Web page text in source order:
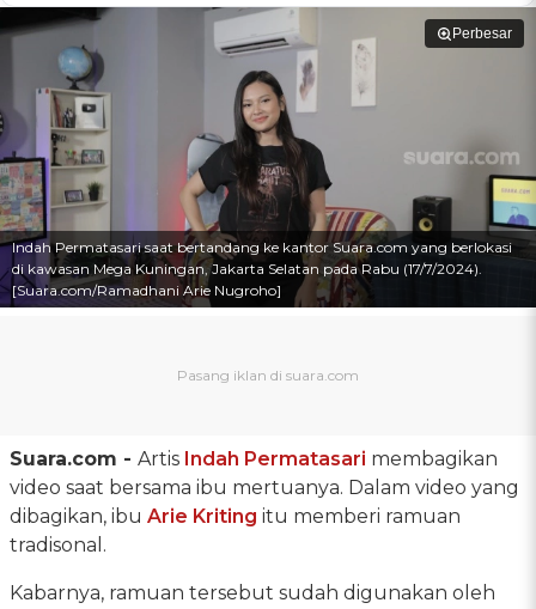
Perbesar
Indah Permatasari saat bertandang ke kantor Suara.com yang berlokasi
di kawasan Mega Kuningan, Jakarta Selatan pada Rabu (17/7/2024).
[Suara.com/Ramadhani Arie Nugroho]
Suara.com - Artis Indah Permatasari membagikan
video saat bersama ibu mertuanya. Dalam video yang
dibagikan, ibu Arie Kriting itu memberi ramuan
tradisonal.
Kabarnya, ramuan tersebut sudah digunakan oleh